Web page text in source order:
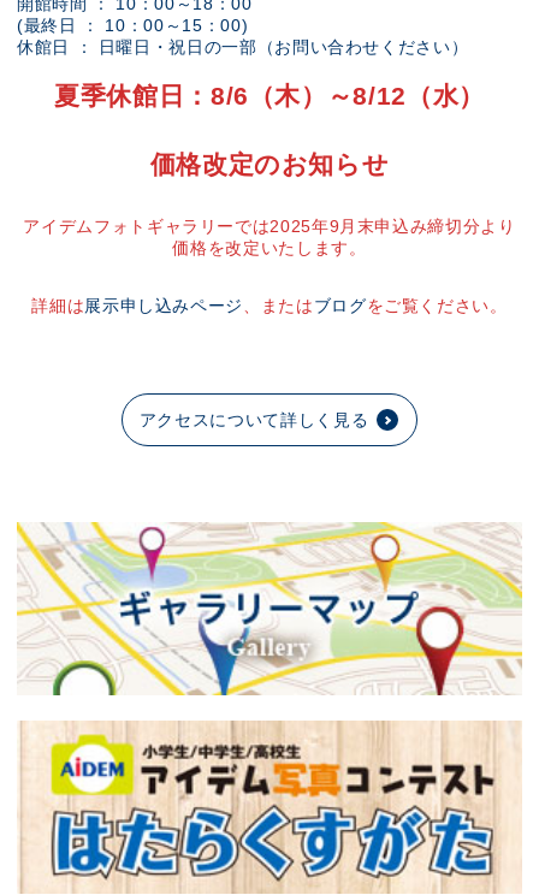
(最終日 ： 10：00～15：00)
休館日 ： 日曜日・祝日の一部（お問い合わせください）
夏季休館日：8/6（木）～8/12（水）
価格改定のお知らせ
アイデムフォトギャラリーでは2025年9月末申込み締切分より
価格を改定いたします。
詳細は展示申し込みページ、またはブログをご覧ください。
アクセスについて詳しく見る